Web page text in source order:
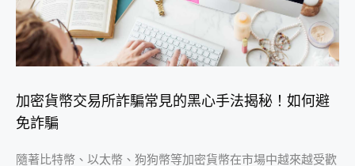
加密貨幣交易所詐騙常見的黑心手法揭秘！如何避
免詐騙
隨著比特幣、以太幣、狗狗幣等加密貨幣在市場中越來越受歡